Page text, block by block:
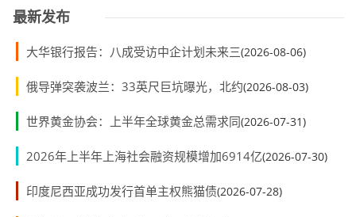
最新发布
大华银行报告：八成受访中企计划未来三(2026-08-06)
俄导弹突袭波兰：33英尺巨坑曝光，北约(2026-08-03)
世界黄金协会：上半年全球黄金总需求同(2026-07-31)
2026年上半年上海社会融资规模增加6914亿(2026-07-30)
印度尼西亚成功发行首单主权熊猫债(2026-07-28)